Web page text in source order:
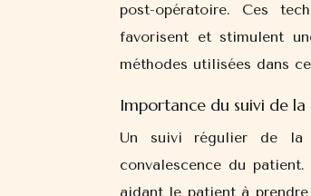
post-opératoire. Ces
favorisent et stimulent
méthodes utilisées dans
Importance du suivi de la
Un suivi régulier de la
convalescence du
aidant le patient à